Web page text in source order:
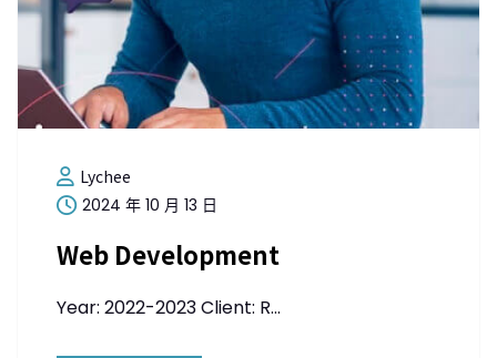
Lychee
2024 年 10 月 13 日
Web Development
Year: 2022-2023 Client: R...